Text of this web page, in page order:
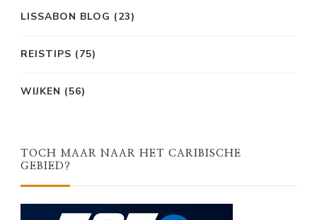
LISSABON BLOG (23)
REISTIPS (75)
WIJKEN (56)
TOCH MAAR NAAR HET CARIBISCHE
GEBIED?